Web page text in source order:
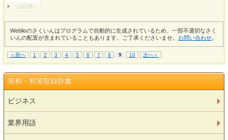
う(記号)
Weblioのさくいんはプログラムで自動的に生成されているため、一部不適切なさく
いんの配置が含まれていることもあります。ご了承くださいませ。 お問い合わせ
＜前へ 1 2 3 4 5 6 7 8 9 10 次へ＞
英和・和英収録辞書
ビジネス
業界用語